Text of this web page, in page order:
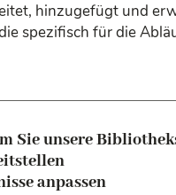
hinzugefügt und
spezifisch für die
Sie unsere
anpassen